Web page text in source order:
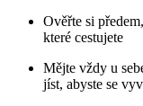
Ověřte si
které cestujete
Mějte vždy u
jíst, abyste se